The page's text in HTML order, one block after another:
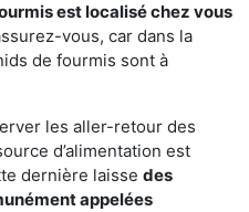
est localisé chez vous
vous, car dans la
de fourmis sont à
les aller-retour des
d’alimentation est
dernière laisse des
appelées